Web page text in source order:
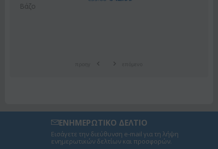
ΕΝΗΜΕΡΩΤΙΚΟ ΔΕΛΤΙΟ
Εισάγετε την διεύθυνση e-mail για τη λήψη
ενημερωτικών δελτίων και προσφορών.